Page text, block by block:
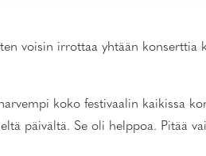
voisin irrottaa yhtään konserttia
koko festivaalin kaikissa
päivältä. Se oli helppoa. Pitää